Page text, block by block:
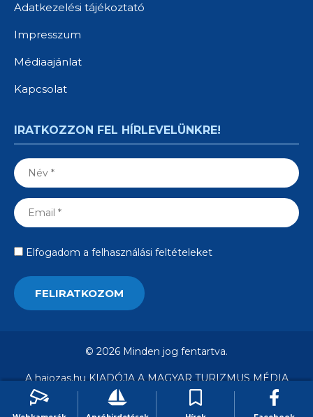
Adatkezelési tájékoztató
Impresszum
Médiaajánlat
Kapcsolat
IRATKOZZON FEL HÍRLEVELÜNKRE!
Elfogadom a felhasználási feltételeket
© 2026 Minden jog fentartva.
A hajozas.hu KIADÓJA A MAGYAR TURIZMUS MÉDIA
KFT.